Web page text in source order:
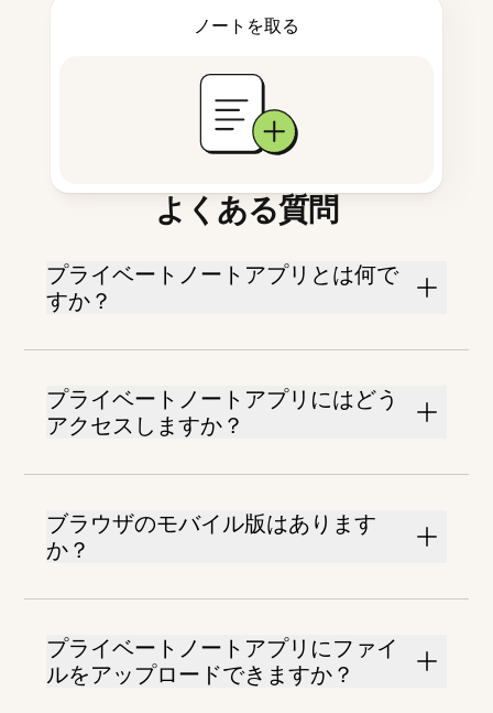
ノートを取る
よくある質問
プライベートノートアプリとは何で
すか？
プライベートノートアプリにはどう
アクセスしますか？
ブラウザのモバイル版はあります
か？
プライベートノートアプリにファイ
ルをアップロードできますか？